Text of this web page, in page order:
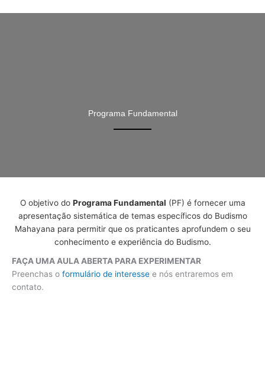
Programa Fundamental
O objetivo do Programa Fundamental (PF) é fornecer uma
apresentação sistemática de temas específicos do Budismo
Mahayana para permitir que os praticantes aprofundem o seu
conhecimento e experiência do Budismo.
FAÇA UMA AULA ABERTA PARA EXPERIMENTAR
Preenchas o formulário de interesse e nós entraremos em
contato.